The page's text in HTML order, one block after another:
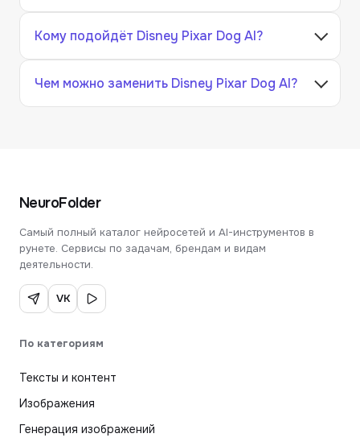
Кому подойдёт Disney Pixar Dog AI?
Чем можно заменить Disney Pixar Dog AI?
NeuroFolder
Самый полный каталог нейросетей и AI-инструментов в
рунете. Сервисы по задачам, брендам и видам
деятельности.
VK
По категориям
Тексты и контент
Изображения
Генерация изображений